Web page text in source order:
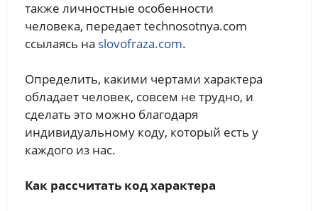
также личностные особенности
человека, передает technosotnya.com
ссылаясь на slovofraza.com.
Определить, какими чертами характера
обладает человек, совсем не трудно, и
сделать это можно благодаря
индивидуальному коду, который есть у
каждого из нас.
Как рассчитать код характера